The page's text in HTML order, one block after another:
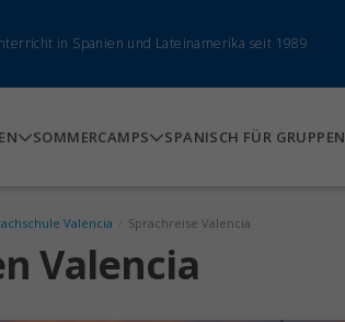
in Spanien und Lateinamerika seit 1989
SOMMERCAMPS SPANISCH FÜR GRUPPEN
Valencia Sprachreise Valencia
Valencia